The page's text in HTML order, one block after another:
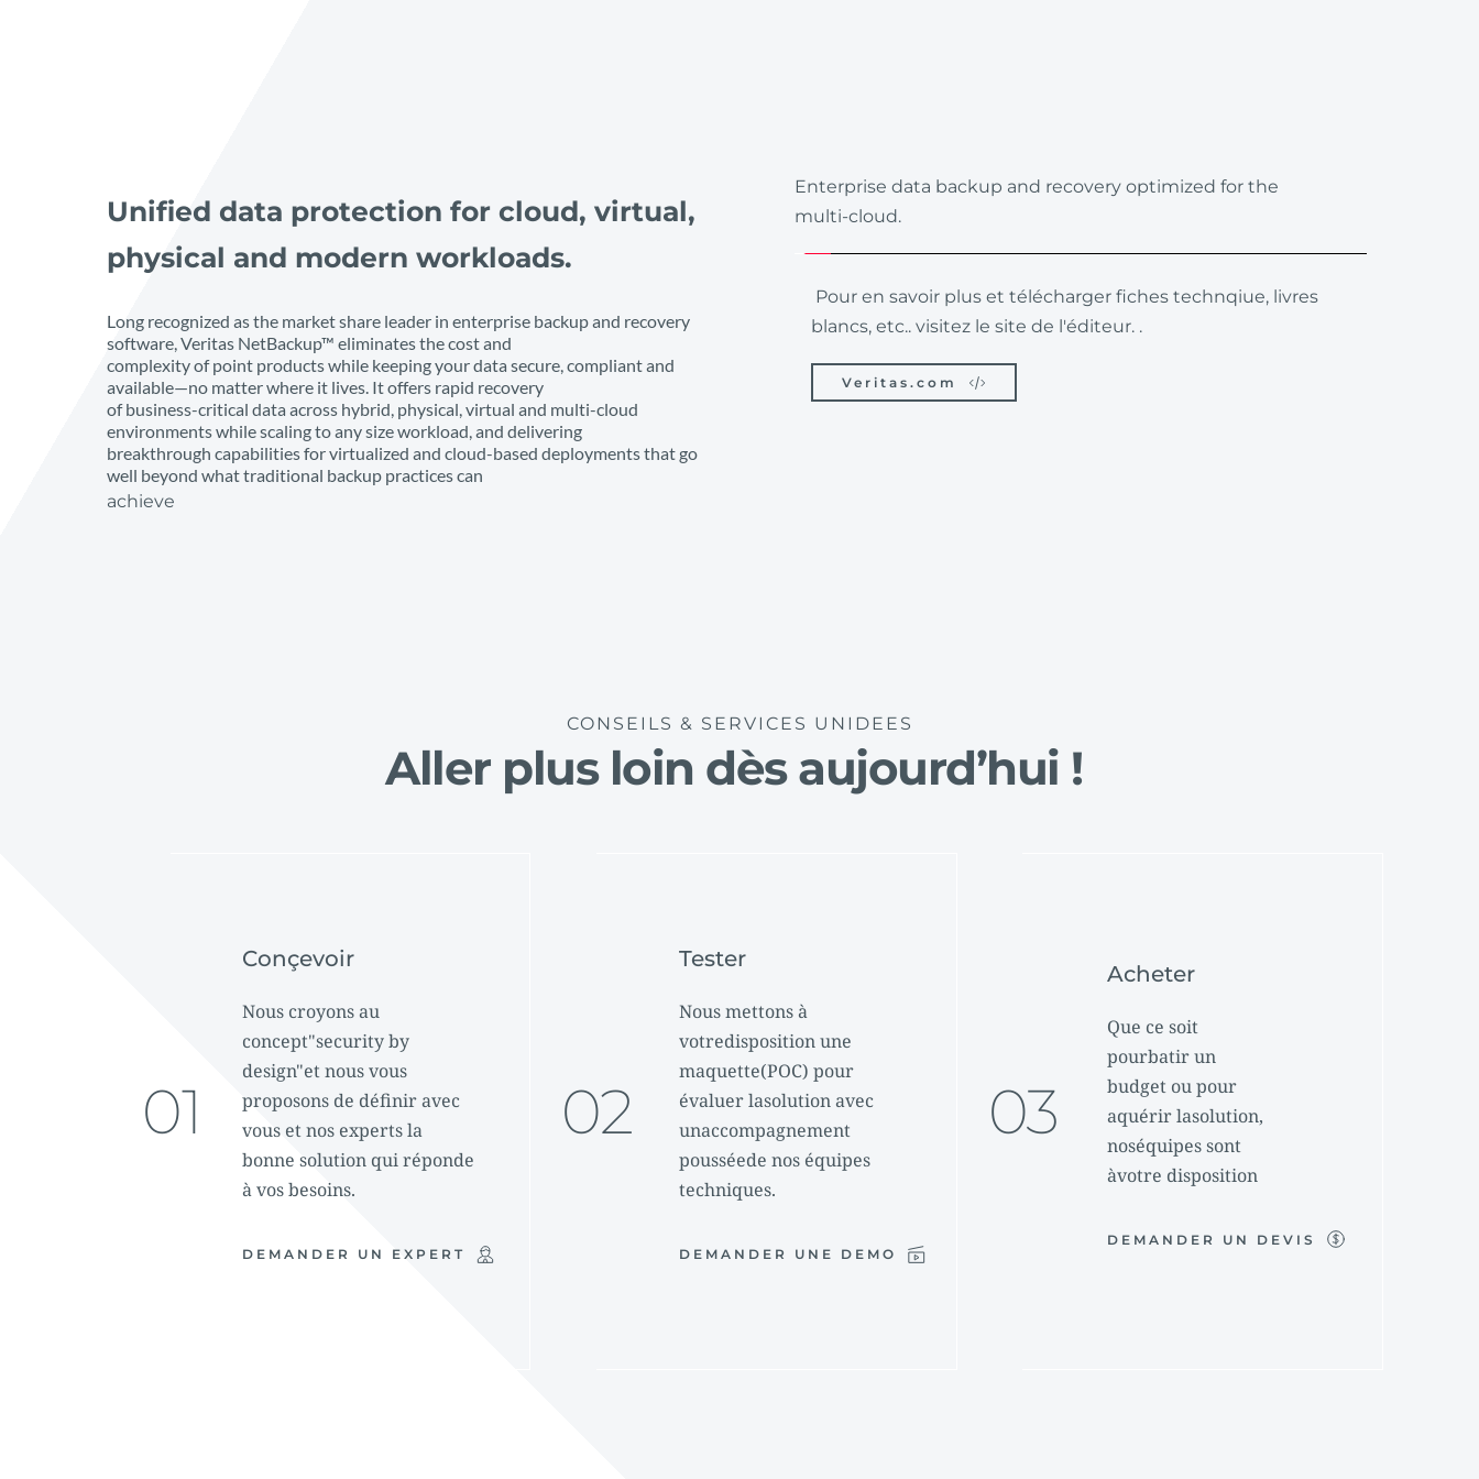
Unified data protection for cloud, virtual,
physical and modern workloads.
Long recognized as the market share leader in enterprise backup and recovery
software, Veritas NetBackup™ eliminates the cost and
complexity of point products while keeping your data secure, compliant and
available—no matter where it lives. It offers rapid recovery
of business-critical data across hybrid, physical, virtual and multi-cloud
environments while scaling to any size workload, and delivering
breakthrough capabilities for virtualized and cloud-based deployments that go
well beyond what traditional backup practices can
achieve
Enterprise data backup and recovery optimized for the
multi-cloud.
blancs, etc.. visitez le site de l'éditeur. .
Veritas.com
CONSEILS & SERVICES UNIDEES
Aller plus loin dès aujourd’hui !
01
Conçevoir
Nous croyons au
concept"security by
design"et nous vous
proposons de définir avec
vous et nos experts la
bonne solution qui réponde
à vos besoins.
DEMANDER UN EXPERT
02
Tester
Nous mettons à
votredisposition une
maquette(POC) pour
évaluer lasolution avec
unaccompagnement
pousséede nos équipes
techniques.
DEMANDER UNE DEMO
03
Acheter
Que ce soit
pourbatir un
budget ou pour
aquérir lasolution,
noséquipes sont
àvotre disposition
DEMANDER UN DEVIS